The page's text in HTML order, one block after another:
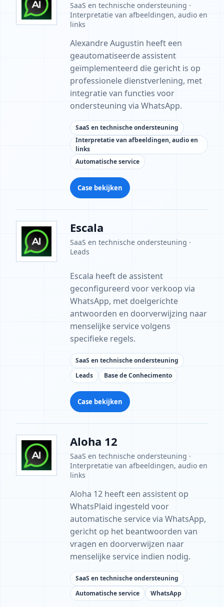
SaaS en technische ondersteuning ·
Interpretatie van afbeeldingen, audio en
links
Alexandre Augustin heeft een
geautomatiseerde assistent
geïmplementeerd die gericht is op
professionele dienstverlening, met
integratie van functies voor
ondersteuning via WhatsApp.
SaaS en technische ondersteuning
Interpretatie van afbeeldingen, audio en
links
Automatische service
Case bekijken
Escala
SaaS en technische ondersteuning ·
Leads
Escala heeft de assistent
geconfigureerd voor verkoop via
WhatsApp, met doelgerichte
antwoorden en doorverwijzing naar
menselijke service volgens
specifieke regels.
SaaS en technische ondersteuning
Leads
Base de Conhecimento
Case bekijken
Aloha 12
SaaS en technische ondersteuning ·
Interpretatie van afbeeldingen, audio en
links
Aloha 12 heeft een assistent op
WhatsPlaid ingesteld voor
automatische service via WhatsApp,
gericht op het beantwoorden van
vragen en doorverwijzen naar
menselijke service indien nodig.
SaaS en technische ondersteuning
Automatische service
WhatsApp